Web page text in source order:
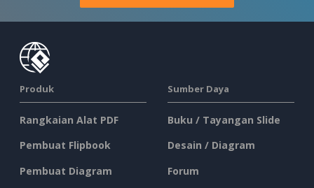
Produk
Rangkaian Alat PDF
Pembuat Flipbook
Pembuat Diagram
Sumber Daya
Buku / Tayangan Slide
Desain / Diagram
Forum